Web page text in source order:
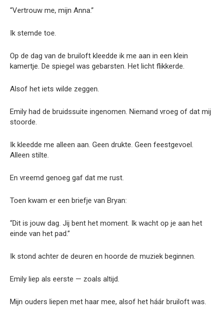
“Vertrouw me, mijn Anna.”
Ik stemde toe.
Op de dag van de bruiloft kleedde ik me aan in een klein
kamertje. De spiegel was gebarsten. Het licht flikkerde.
Alsof het iets wilde zeggen.
Emily had de bruidssuite ingenomen. Niemand vroeg of dat mij
stoorde.
Ik kleedde me alleen aan. Geen drukte. Geen feestgevoel.
Alleen stilte.
En vreemd genoeg gaf dat me rust.
Toen kwam er een briefje van Bryan:
“Dit is jouw dag. Jij bent het moment. Ik wacht op je aan het
einde van het pad.”
Ik stond achter de deuren en hoorde de muziek beginnen.
Emily liep als eerste — zoals altijd.
Mijn ouders liepen met haar mee, alsof het háár bruiloft was.